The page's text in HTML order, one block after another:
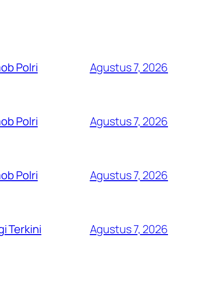
Polri Agustus 7, 2026
Polri Agustus 7, 2026
Polri Agustus 7, 2026
Terkini Agustus 7, 2026